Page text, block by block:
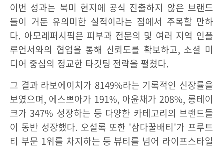
이번 성과는 북미 현지에 공식 진출하지 않은 브랜드
들이 거둔 유의미한 실적이라는 점에서 주목할 만하
다. 아모레퍼시픽은 피부과 전문의 및 여러 지역 인플
루언서와의 협업을 통해 신뢰도를 확보하고, 소셜 미
디어 중심의 정교한 타깃팅 전략을 펼쳤다.
그 결과 라보에이치가 8149%라는 기록적인 신장률을
보였으며, 에스쁘아가 191%, 아윤채가 208%, 롱테이
크가 347% 성장하는 등 다양한 카테고리의 브랜드들
이 동반 성장했다. 오설록 또한 '삼다꿀배티'가 프루트
티 부문 1위를 차지하는 등 뷰티를 넘어 라이프스타일